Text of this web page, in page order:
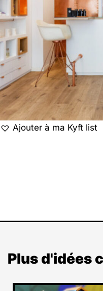
Ajouter à ma Kyft list
Plus d'idées